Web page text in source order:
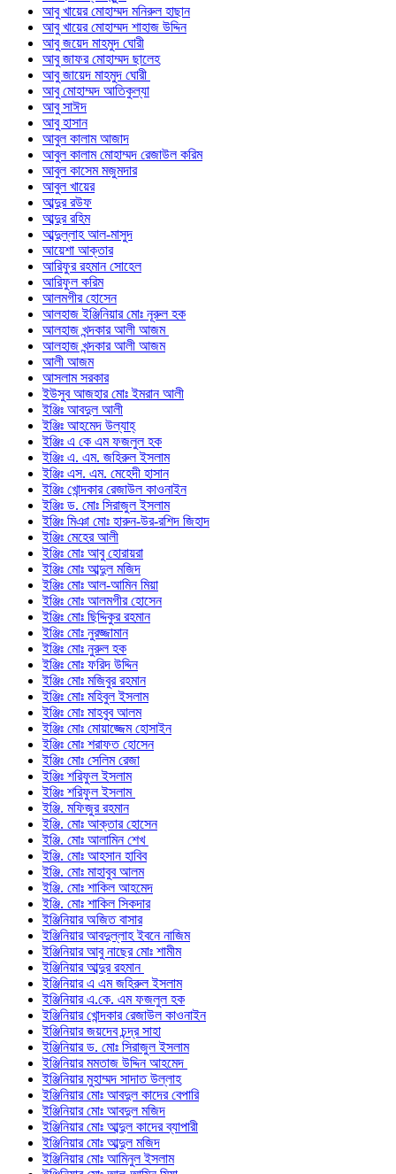
আবু খায়ের মোহাম্মদ মনিরুল হাছান
আবু খায়ের মোহাম্মদ শাহাজ উদ্দিন
আবু জয়েদ মাহমুদ ঘোরী
আবু জাফর মোহাম্মদ ছালেহ
আবু জায়েদ মাহমুদ ঘোরী
আবু মোহাম্মদ আতিকুল্যা
আবু সাঈদ
আবু হাসান
আবুল কালাম আজাদ
আবুল কালাম মোহাম্মদ রেজাউল করিম
আবুল কাসেম মজুমদার
আবুল খায়ের
আব্দুর রউফ
আব্দুর রহিম
আব্দুল্লাহ আল-মাসুদ
আয়েশা আক্তার
আরিফুর রহমান সোহেল
আরিফুল করিম
আলমগীর হোসেন
আলহাজ ইঞ্জিনিয়ার মোঃ নূরুল হক
আলহাজ খন্দকার আলী আজম
আলহাজ খন্দকার আলী আজম
আলী আজম
আসলাম সরকার
ইউসুব আজহার মোঃ ইমরান আলী
ইঞ্জিঃ আবদুল আলী
ইঞ্জিঃ আহমেদ উল্যাহ্
ইঞ্জিঃ এ কে এম ফজলুল হক
ইঞ্জিঃ এ. এম. জহিরুল ইসলাম
ইঞ্জিঃ এস. এম. মেহেদী হাসান
ইঞ্জিঃ খোন্দকার রেজাউল কাওনাইন
ইঞ্জিঃ ড. মোঃ সিরাজুল ইসলাম
ইঞ্জিঃ মিঞা মোঃ হারুন-উর-রশিদ জিহাদ
ইঞ্জিঃ মেহের আলী
ইঞ্জিঃ মোঃ আবু হোরায়রা
ইঞ্জিঃ মোঃ আব্দুল মজিদ
ইঞ্জিঃ মোঃ আল-আমিন মিয়া
ইঞ্জিঃ মোঃ আলমগীর হোসেন
ইঞ্জিঃ মোঃ ছিদ্দিকুর রহমান
ইঞ্জিঃ মোঃ নুরজ্জামান
ইঞ্জিঃ মোঃ নুরুল হক
ইঞ্জিঃ মোঃ ফরিদ উদ্দিন
ইঞ্জিঃ মোঃ মজিবুর রহমান
ইঞ্জিঃ মোঃ মহিবুল ইসলাম
ইঞ্জিঃ মোঃ মাহবুব আলম
ইঞ্জিঃ মোঃ মোয়াজ্জেম হোসাইন
ইঞ্জিঃ মোঃ শরাফত হোসেন
ইঞ্জিঃ মোঃ সেলিম রেজা
ইঞ্জিঃ শরিফুল ইসলাম
ইঞ্জিঃ শরিফুল ইসলাম
ইঞ্জি. মফিজুর রহমান
ইঞ্জি. মোঃ আক্তার হোসেন
ইঞ্জি. মোঃ আলামিন শেখ
ইঞ্জি. মোঃ আহসান হাবিব
ইঞ্জি. মোঃ মাহাবুব আলম
ইঞ্জি. মোঃ শাকিল আহমেদ
ইঞ্জি. মোঃ শাকিল সিকদার
ইঞ্জিনিয়ার অজিত বাসার
ইঞ্জিনিয়ার আবদুল্লাহ ইবনে নাজিম
ইঞ্জিনিয়ার আবু নাছের মোঃ শামীম
ইঞ্জিনিয়ার আব্দুর রহমান
ইঞ্জিনিয়ার এ এম জহিরুল ইসলাম
ইঞ্জিনিয়ার এ.কে. এম ফজলুল হক
ইঞ্জিনিয়ার খোন্দকার রেজাউল কাওনাইন
ইঞ্জিনিয়ার জয়দেব চন্দ্র সাহা
ইঞ্জিনিয়ার ড. মোঃ সিরাজুল ইসলাম
ইঞ্জিনিয়ার মমতাজ উদ্দিন আহমেদ
ইঞ্জিনিয়ার মুহাম্মদ সাদাত উল্লাহ
ইঞ্জিনিয়ার মোঃ আবদুল কাদের বেপারি
ইঞ্জিনিয়ার মোঃ আবদুল মজিদ
ইঞ্জিনিয়ার মোঃ আব্দুল কাদের ব্যাপারী
ইঞ্জিনিয়ার মোঃ আব্দুল মজিদ
ইঞ্জিনিয়ার মোঃ আমিনুল ইসলাম